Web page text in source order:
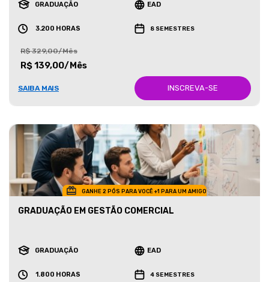
GRADUAÇÃO EAD
3.200 HORAS 8 SEMESTRES
R$ 329,00/Mês
R$ 139,00/Mês
SAIBA MAIS INSCREVA-SE
GANHE 2 PÓS PARA VOCÊ +1 PARA UM AMIGO
GRADUAÇÃO EM GESTÃO COMERCIAL
GRADUAÇÃO EAD
1.800 HORAS 4 SEMESTRES